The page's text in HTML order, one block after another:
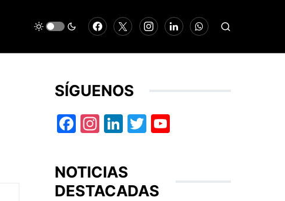
SÍGUENOS
Facebook
Instagram
LinkedIn
Twitter
NOTICIAS
DESTACADAS